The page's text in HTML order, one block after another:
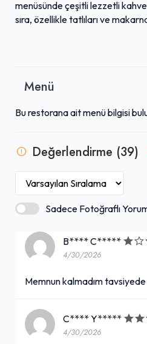
menüsünde çeşitli lezzetli
sıra, özellikle tatlıları ve
toplamaktadır. İşletme, güler
yaşatmaktadır. Bu
çıkmaktadır.
Menü
Bu restorana ait menü bilgisi
Değerlendirme (39)
Sadece Fotoğraflı
B**** C*****
4/30/2026
Memnun kalmadım
C**** Y*****
4/30/2026